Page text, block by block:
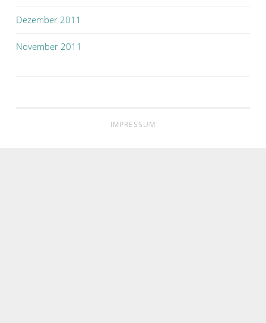
Dezember 2011
November 2011
IMPRESSUM